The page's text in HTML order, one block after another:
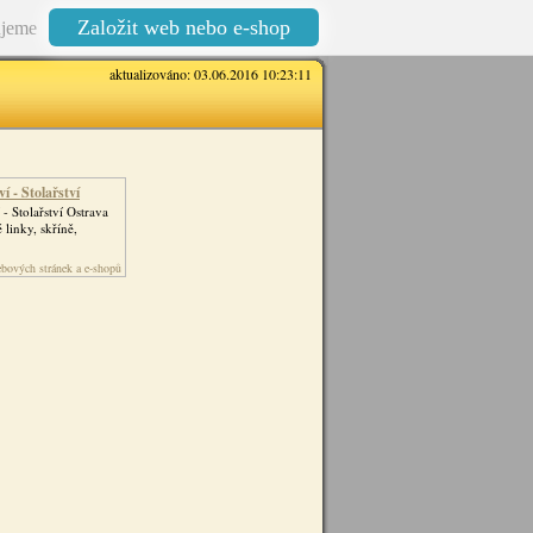
Založit web nebo e-shop
aktualizováno: 03.06.2016 10:23:11
- Stolařství
Stolařství Ostrava
linky, skříně,
stránek a e-shopů